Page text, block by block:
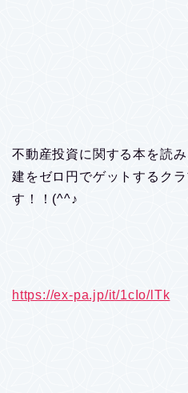
不動産投資に関する本を読
建をゼロ円でゲットするク
す！！(^^♪
https://ex-pa.jp/it/1cIo/lTk